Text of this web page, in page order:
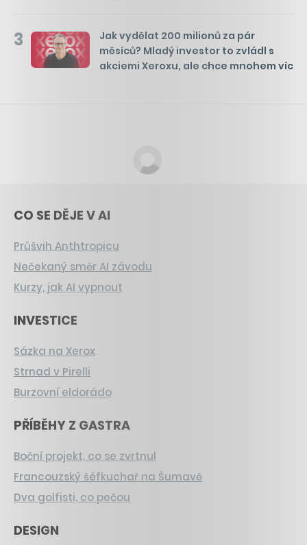
3
Jak vydělat 200 milionů za pár
měsíců? Mladý investor to zvládl s
akciemi Xeroxu, ale chce mnohem víc
CO SE DĚJE V AI
Průšvih Anthtropicu
Nečekaný směr AI závodu
Kurzy, jak AI vypnout
INVESTICE
Sázka na Xerox
Strnad v Pirelli
Burzovní eldorádo
PŘÍBĚHY Z GASTRA
Boční projekt, co se zvrtnul
Francouzský šéfkuchař na Šumavě
Dva golfisti, co pečou
DESIGN